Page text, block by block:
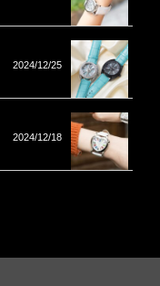
2024/12/25
2024/12/18